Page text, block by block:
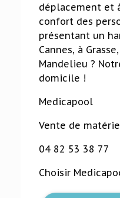
déplacement et
confort des
présentant un
Cannes, à
Mandelieu ?
domicile !
Medicapool
Vente de
04 82 53 38 77
Choisir